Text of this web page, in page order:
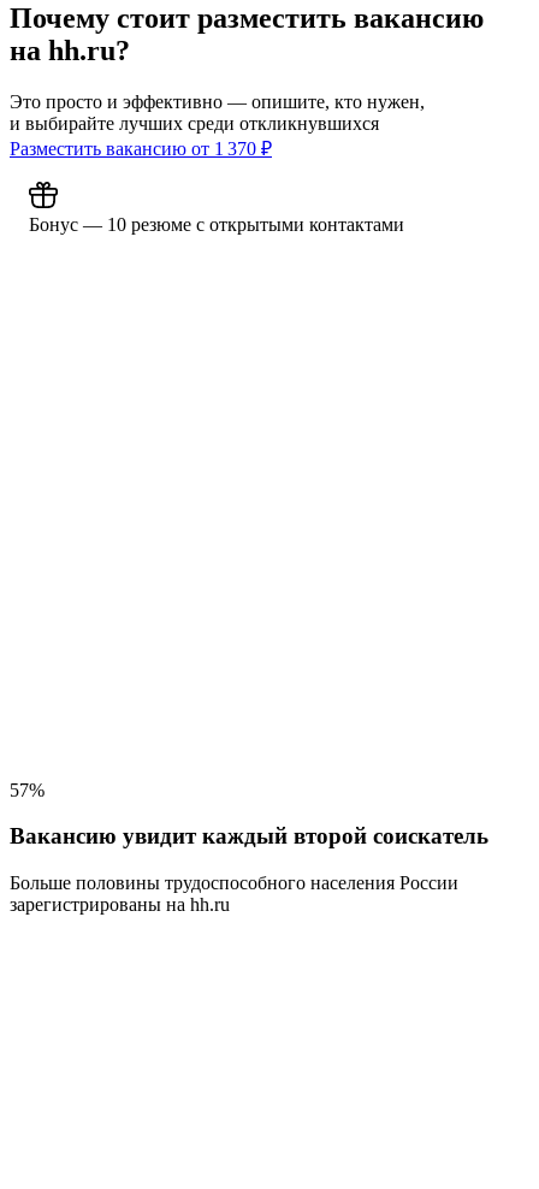
Почему стоит разместить вакансию
на hh.ru?
Это просто и эффективно — опишите, кто нужен,
и выбирайте лучших среди откликнувшихся
Разместить вакансию от 1 370 ₽
Бонус — 10 резюме с открытыми контактами
57%
Вакансию увидит каждый второй соискатель
Больше половины трудоспособного населения России
зарегистрированы на hh.ru